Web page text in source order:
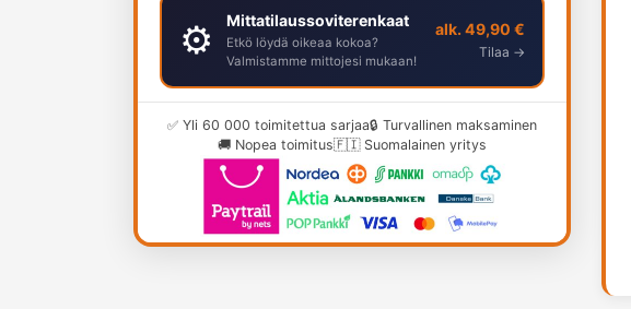
⚙️ Mittatilaussoviterenkaat
Etkö löydä oikeaa kokoa?
Valmistamme mittojesi mukaan!
alk. 49,90 €
Tilaa →
✅ Yli 60 000 toimitettua sarjaa🔒 Turvallinen maksaminen
🚚 Nopea toimitus🇫🇮 Suomalainen yritys